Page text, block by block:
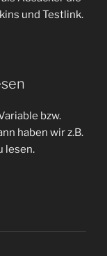
und Testlink.
bzw.
haben wir z.B.
lesen.